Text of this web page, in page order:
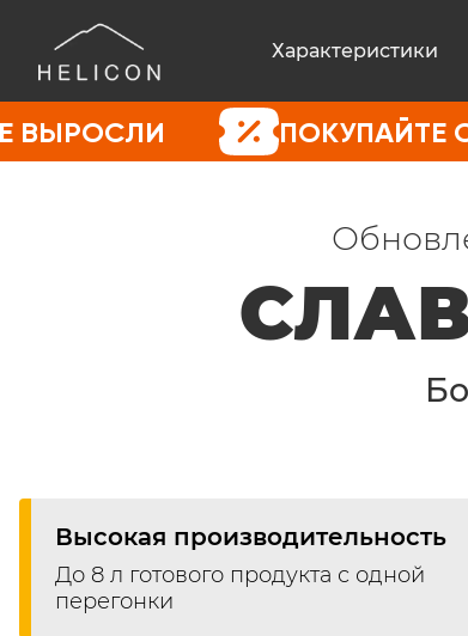
Характеристики
ПОКУПАЙТЕ СЕЙЧАС,
Высокая производительность
До 8 л готового продукта с одной
перегонки